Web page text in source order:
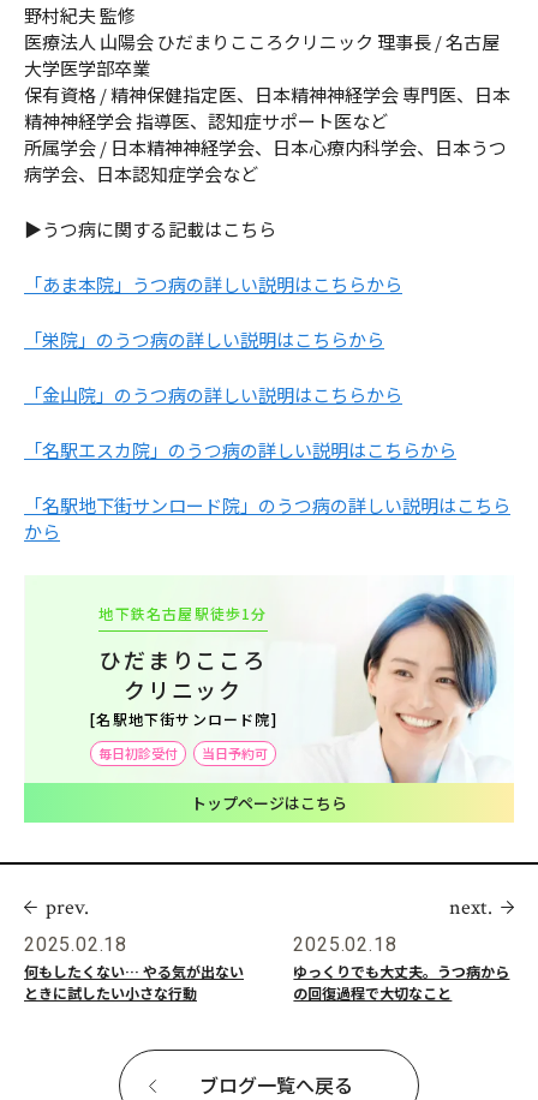
野村紀夫 監修
医療法人 山陽会 ひだまりこころクリニック 理事長 / 名古屋
大学医学部卒業
保有資格 / 精神保健指定医、日本精神神経学会 専門医、日本
精神神経学会 指導医、認知症サポート医など
所属学会 / 日本精神神経学会、日本心療内科学会、日本うつ
病学会、日本認知症学会など
▶うつ病に関する記載はこちら
「あま本院」うつ病の詳しい説明はこちらから
「栄院」のうつ病の詳しい説明はこちらから
「金山院」のうつ病の詳しい説明はこちらから
「名駅エスカ院」のうつ病の詳しい説明はこちらから
「名駅地下街サンロード院」のうつ病の詳しい説明はこちら
から
地下鉄名古屋駅徒歩1分
ひだまりこころ
クリニック
[名駅地下街サンロード院]
毎日初診受付 当日予約可
トップページはこちら
prev.
2025.02.18
何もしたくない… やる気が出ない
ときに試したい小さな行動
next.
2025.02.18
ゆっくりでも大丈夫。うつ病から
の回復過程で大切なこと
ブログ一覧へ戻る